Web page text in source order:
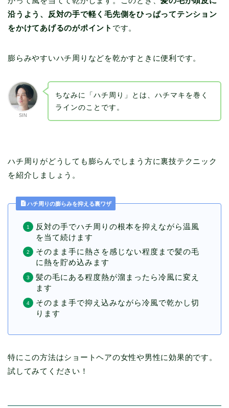
沿うよう、反対の手で軽く毛先側をひっぱってテンション
をかけてあげるのがポイント です。
膨らみやすいハチ周りなどを乾かすときに便利です。
SIN
ちなみに「ハチ周り」とは、ハチマキを巻く
ラインのことです。
ハチ周りがどうしても膨らんでしまう方に裏技テクニック
を紹介しましょう。
ハチ周りの膨らみを抑える裏ワザ
反対の手でハチ周りの根本を抑えながら温風
を当て続けます
そのまま手に熱さを感じない程度まで髪の毛
に熱を貯め込みます
髪の毛にある程度熱が溜まったら冷風に変え
ます
そのまま手で抑え込みながら冷風で乾かし切
ります
特にこの方法はショートヘアの女性や男性に効果的です。
試してみてください！